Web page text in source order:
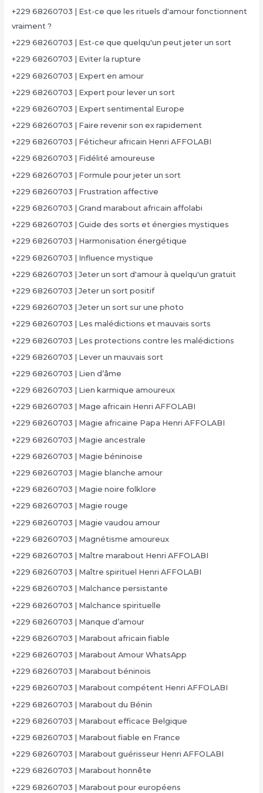
+229 68260703 | Est-ce que les rituels d'amour fonctionnent
vraiment ?
+229 68260703 | Est-ce que quelqu'un peut jeter un sort
+229 68260703 | Eviter la rupture
+229 68260703 | Expert en amour
+229 68260703 | Expert pour lever un sort
+229 68260703 | Expert sentimental Europe
+229 68260703 | Faire revenir son ex rapidement
+229 68260703 | Féticheur africain Henri AFFOLABI
+229 68260703 | Fidélité amoureuse
+229 68260703 | Formule pour jeter un sort
+229 68260703 | Frustration affective
+229 68260703 | Grand marabout africain affolabi
+229 68260703 | Guide des sorts et énergies mystiques
+229 68260703 | Harmonisation énergétique
+229 68260703 | Influence mystique
+229 68260703 | Jeter un sort d'amour à quelqu'un gratuit
+229 68260703 | Jeter un sort positif
+229 68260703 | Jeter un sort sur une photo
+229 68260703 | Les malédictions et mauvais sorts
+229 68260703 | Les protections contre les malédictions
+229 68260703 | Lever un mauvais sort
+229 68260703 | Lien d’âme
+229 68260703 | Lien karmique amoureux
+229 68260703 | Mage africain Henri AFFOLABI
+229 68260703 | Magie africaine Papa Henri AFFOLABI
+229 68260703 | Magie ancestrale
+229 68260703 | Magie béninoise
+229 68260703 | Magie blanche amour
+229 68260703 | Magie noire folklore
+229 68260703 | Magie rouge
+229 68260703 | Magie vaudou amour
+229 68260703 | Magnétisme amoureux
+229 68260703 | Maître marabout Henri AFFOLABI
+229 68260703 | Maître spirituel Henri AFFOLABI
+229 68260703 | Malchance persistante
+229 68260703 | Malchance spirituelle
+229 68260703 | Manque d’amour
+229 68260703 | Marabout africain fiable
+229 68260703 | Marabout Amour WhatsApp
+229 68260703 | Marabout béninois
+229 68260703 | Marabout compétent Henri AFFOLABI
+229 68260703 | Marabout du Bénin
+229 68260703 | Marabout efficace Belgique
+229 68260703 | Marabout fiable en France
+229 68260703 | Marabout guérisseur Henri AFFOLABI
+229 68260703 | Marabout honnête
+229 68260703 | Marabout pour européens